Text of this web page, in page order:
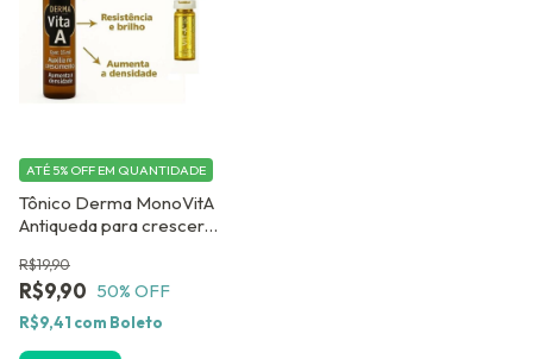
Tônico Derma MonoVitA
Antiqueda para crescer
uma Ampola de Brinde.
R$9,90
R$19,90
50% OFF
ATÉ 5% OFF EM QUANTIDADE
R$9,41 com Boleto